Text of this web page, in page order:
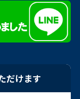
だけます